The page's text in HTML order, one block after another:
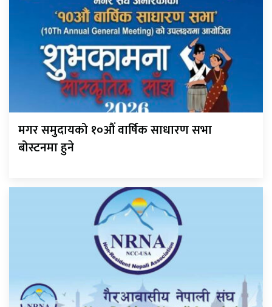
मगर समुदायको १०औं वार्षिक साधारण सभा
बोस्टनमा हुने